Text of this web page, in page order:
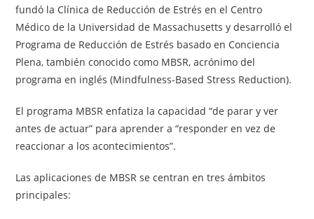
fundó la Clínica de Reducción de Estrés en el Centro
Médico de la Universidad de Massachusetts y desarrolló el
Programa de Reducción de Estrés basado en Conciencia
Plena, también conocido como MBSR, acrónimo del
programa en inglés (Mindfulness-Based Stress Reduction).
El programa MBSR enfatiza la capacidad “de parar y ver
antes de actuar” para aprender a “responder en vez de
reaccionar a los acontecimientos”.
Las aplicaciones de MBSR se centran en tres ámbitos
principales: